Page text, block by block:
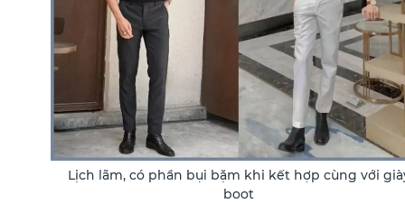
Lịch lãm, có phần bụi bặm khi kết hợp cùng với
boot